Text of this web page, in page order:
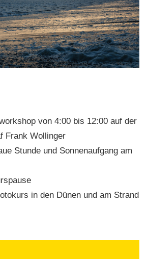
von 4:00 bis 12:00 auf der
Frank Wollinger
Stunde und Sonnenaufgang am
in den Dünen und am Strand